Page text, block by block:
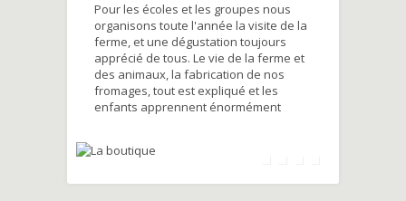
Pour les écoles et les groupes nous
organisons toute l'année la visite de la
ferme, et une dégustation toujours
apprécié de tous. Le vie de la ferme et
des animaux, la fabrication de nos
fromages, tout est expliqué et les
enfants apprennent énormément